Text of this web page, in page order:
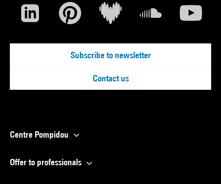
Subscribe to newsletter
Contact us
Centre Pompidou
Offer to professionals